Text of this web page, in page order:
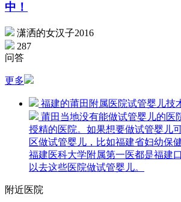
中！
潇洒的女汉子2016
287
问答
更多
福建的莆田附属医院试管婴儿技
莆田当地没有能做试管婴儿的医
授精的医院。如果想要做试管婴儿
区做试管婴儿，比如福建省妇幼保
福建医科大学附属第一医都是福建
以去这些医院做试管婴儿。
附近医院